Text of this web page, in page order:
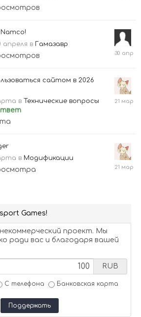
апреля в Гамазавр
30
сайтом в 2026
в Технические вопросы
21
в Модификации
21
Games!
проект. Мы
ради вас и благодаря вашей
RUB
С телефона Банковская карта
Поддержать